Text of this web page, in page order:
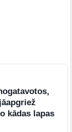
kādas lapas